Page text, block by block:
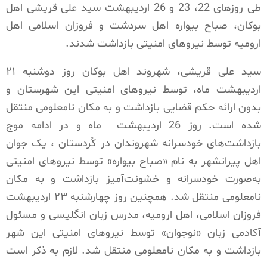
طی روزهای 22، 23 و 26 اردیبهشت سید علی قریشی اهل
بوکان، صباح بیواره اهل سردشت و فروزان اسلامی اهل
ارومیه توسط نیروهای امنیتی بازداشت شدند.
سید علی قریشی، شهروند اهل بوکان روز دوشنبه ۲۱
اردیبهشت ماه، توسط نیروهای امنیتی این شهرستان و
بدون ارائه حکم قضایی بازداشت و به مکان نامعلومی منتقل
شده است. روز 26 اردیبهشت ماه و در ادامه موج
بازداشت‌های خودسرانه شهروندان در کُردستان ، یک جوان
اهل پیرانشهر به نام «صباح بیواره» توسط نیروهای امنیتی
به‌صورت خودسرانه و خشونت‌آمیز بازداشت و به مکان
نامعلومی منتقل شد. همچنین روز چهارشنبه ٢٣ اردیبهشت
فروزان اسلامی، اهل ارومیه، مدرس زبان انگلیسی و مسئول
آکادمی زبان «نوجوان» توسط نیروهای امنیتی این شهر
بازداشت و به مکان نامعلومی منتقل شد. لازم به ذکر است